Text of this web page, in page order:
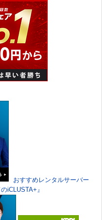
おすすめレンタルサーバー
iCLUSTA+』